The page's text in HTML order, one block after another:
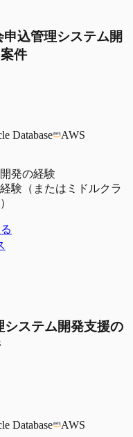
申込管理システム開
件
Database AWS
発の経験
験（またはミドルクラ
システム開発支援の
Database AWS